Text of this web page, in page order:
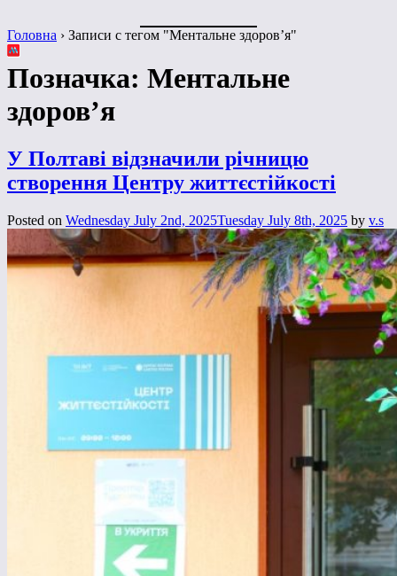
Головна › Записи с тегом "Ментальне здоров’я"
Позначка: Ментальне
здоров’я
У Полтаві відзначили річницю
створення Центру життєстійкості
Posted on Wednesday July 2nd, 2025Tuesday July 8th, 2025 by v.s